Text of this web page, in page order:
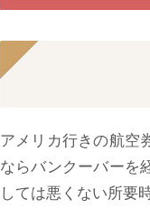
アメリカ行きの航空
ならバンクーバーを
しては悪くない所要